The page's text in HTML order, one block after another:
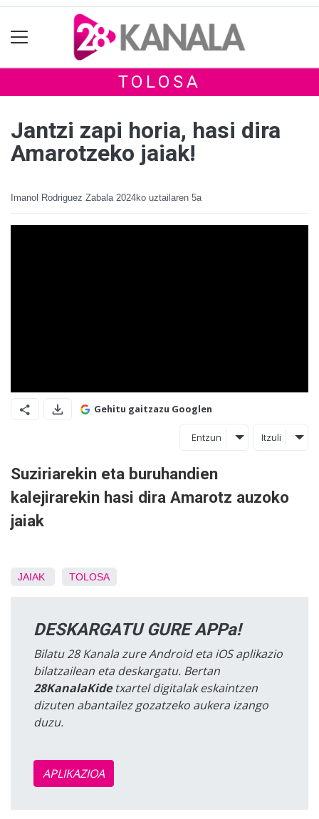
TOLOSA
Jantzi zapi horia, hasi dira
Amarotzeko jaiak!
Imanol Rodriguez Zabala 2024ko uztailaren 5a
Gehitu gaitzazu Googlen
Entzun Itzuli
Suziriarekin eta buruhandien
kalejirarekin hasi dira Amarotz auzoko
jaiak
JAIAK TOLOSA
DESKARGATU GURE APPa!
Bilatu 28 Kanala zure Android eta iOS aplikazio
bilatzailean eta deskargatu. Bertan
28KanalaKidetxartel digitalak eskaintzen
dizuten abantailez gozatzeko aukera izango
duzu.
APLIKAZIOA